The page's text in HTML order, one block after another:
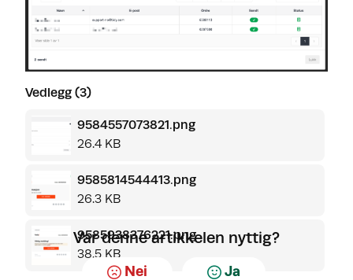
Vedlegg (3)
9584557073821.png
26.4 KB
9585814544413.png
26.3 KB
9585938376221.png
38.5 KB
Var denne artikkelen nyttig?
Nei Ja